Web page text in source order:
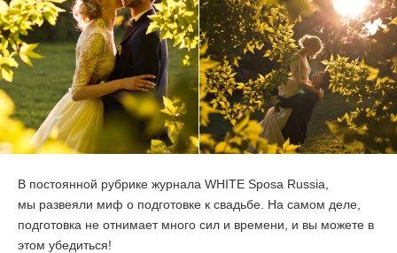
О НАС
ПРЕССА О НАС
ОТЗЫВЫ
КОНТАКТЫ
В постоянной рубрике журнала WHITE Sposa Russia,
мы развеяли миф о подготовке к свадьбе. На самом деле,
подготовка не отнимает много сил и времени, и вы можете в
этом убедиться!